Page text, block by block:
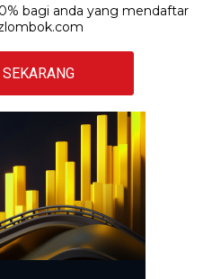
bagi anda yang mendaftar